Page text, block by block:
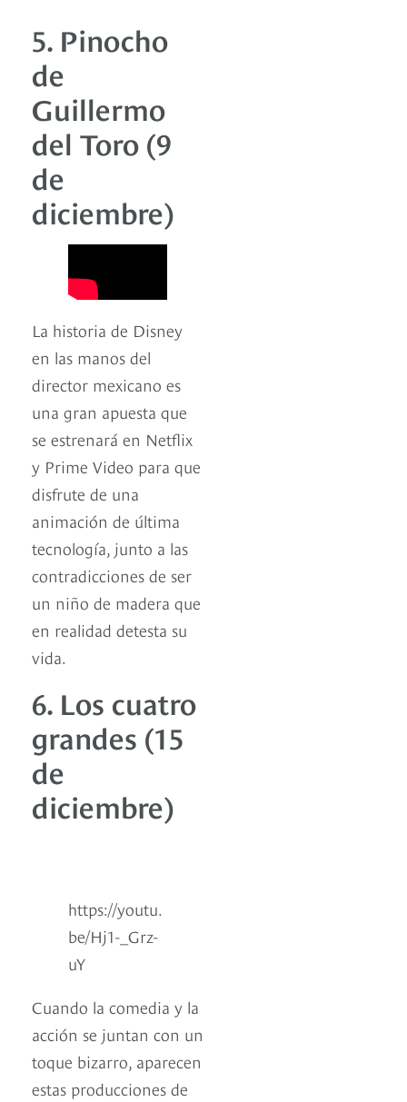
5. Pinocho
de
Guillermo
del Toro (9
de
diciembre)
La historia de Disney
en las manos del
director mexicano es
una gran apuesta que
se estrenará en Netflix
y Prime Video para que
disfrute de una
animación de última
tecnología, junto a las
contradicciones de ser
un niño de madera que
en realidad detesta su
vida.
6. Los cuatro
grandes (15
de
diciembre)
https://youtu.
be/Hj1-_Grz-
uY
Cuando la comedia y la
acción se juntan con un
toque bizarro, aparecen
estas producciones de